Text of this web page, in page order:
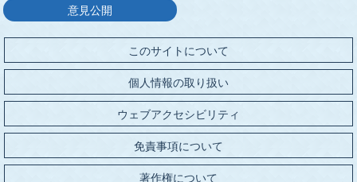
意見公開
このサイトについて
個人情報の取り扱い
ウェブアクセシビリティ
免責事項について
著作権について